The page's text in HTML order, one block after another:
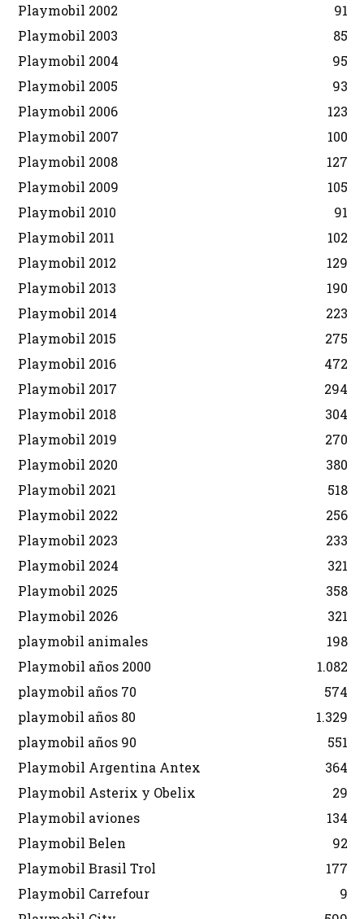
Playmobil 2002
91
Playmobil 2003
85
Playmobil 2004
95
Playmobil 2005
93
Playmobil 2006
123
Playmobil 2007
100
Playmobil 2008
127
Playmobil 2009
105
Playmobil 2010
91
Playmobil 2011
102
Playmobil 2012
129
Playmobil 2013
190
Playmobil 2014
223
Playmobil 2015
275
Playmobil 2016
472
Playmobil 2017
294
Playmobil 2018
304
Playmobil 2019
270
Playmobil 2020
380
Playmobil 2021
518
Playmobil 2022
256
Playmobil 2023
233
Playmobil 2024
321
Playmobil 2025
358
Playmobil 2026
321
playmobil animales
198
Playmobil años 2000
1.082
playmobil años 70
574
playmobil años 80
1.329
playmobil años 90
551
Playmobil Argentina Antex
364
Playmobil Asterix y Obelix
29
Playmobil aviones
134
Playmobil Belen
92
Playmobil Brasil Trol
177
Playmobil Carrefour
9